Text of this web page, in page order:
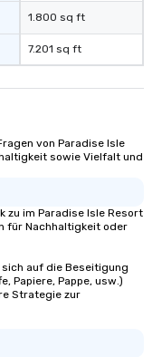
1.800 sq ft
7.201 sq ft
von Paradise Isle
sowie Vielfalt und
zu im Paradise Isle Resort
für Nachhaltigkeit oder
auf die Beseitigung
Papiere, Pappe, usw.)
Strategie zur